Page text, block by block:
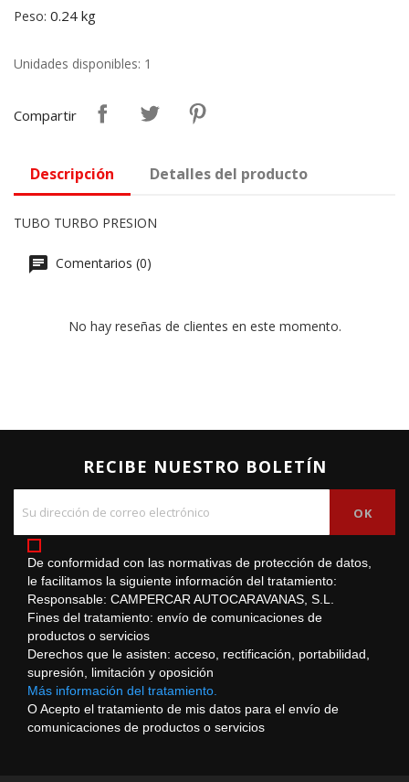
Peso: 0.24 kg
Unidades disponibles: 1
Compartir
Descripción Detalles del producto
TUBO TURBO PRESION
Comentarios (0)
No hay reseñas de clientes en este momento.
RECIBE NUESTRO BOLETÍN
De conformidad con las normativas de protección de datos,
le facilitamos la siguiente información del tratamiento:
Responsable: CAMPERCAR AUTOCARAVANAS, S.L.
Fines del tratamiento: envío de comunicaciones de
productos o servicios
Derechos que le asisten: acceso, rectificación, portabilidad,
supresión, limitación y oposición
Más información del tratamiento.
O Acepto el tratamiento de mis datos para el envío de
comunicaciones de productos o servicios